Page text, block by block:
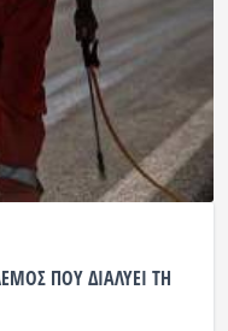
ΠΟΥ ΔΙΑΛΥΕΙ ΤΗ